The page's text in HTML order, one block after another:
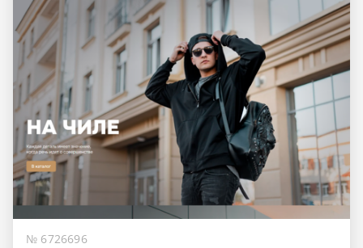
№ 6726696